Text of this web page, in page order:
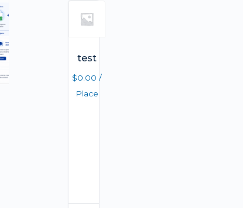
test
$0.00 /
Place